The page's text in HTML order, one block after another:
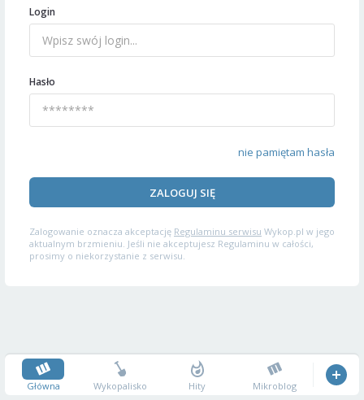
Login
Hasło
nie pamiętam hasła
ZALOGUJ SIĘ
Zalogowanie oznacza akceptację Regulaminu serwisu Wykop.pl w jego
aktualnym brzmieniu. Jeśli nie akceptujesz Regulaminu w całości,
prosimy o niekorzystanie z serwisu.
Główna Wykopalisko Hity Mikroblog